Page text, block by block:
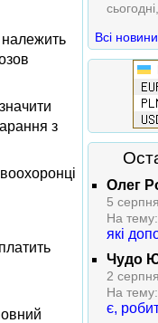
з
Всі новини
Олег
5
На тему:
які
Чудо
2
На тему:
є,